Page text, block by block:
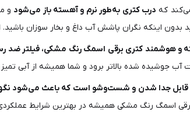
که درب کتری به‌طور نرم و آهسته باز می‌شود و
بدون اینکه نگران پاشش آب داغ و بخار سوزان باشید.
و هوشمند کتری برقی اسمگ رنگ مشکی، فیلتر
آب جوشیده شده بالاتر برود و شما همیشه از آبی
جدا شدن و شست‌وشو است که باعث می‌شود
اسمگ رنگ مشکی همیشه در بهترین شرایط